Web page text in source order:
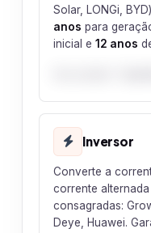
Solar, LONGi,
anos para
inicial e 12 anos
Inversor
Converte a
corrente
consagradas:
Deye, Huawei.